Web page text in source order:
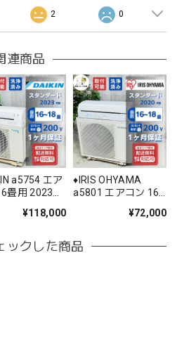
2 0
連商品
a5754 エア
畳用 2023年
¥118,000
♦️IRIS OHYAMA
a5801 エアコン 16
¥72,000
ックした商品